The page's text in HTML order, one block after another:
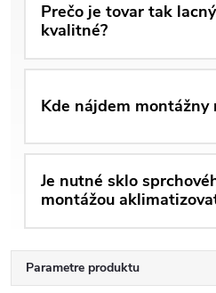
Prečo je tovar tak
kvalitné?
Kde nájdem montážny
Je nutné sklo
montážou
Parametre produktu